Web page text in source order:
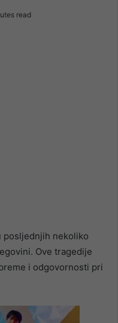
read
posljednjih nekoliko
Ove tragedije
i odgovornosti pri